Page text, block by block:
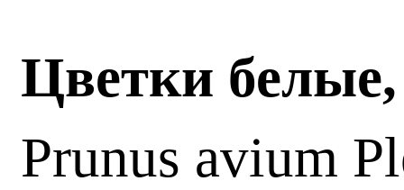
Цветки
Prunus avium